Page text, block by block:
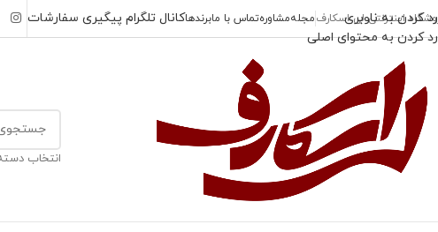
رد کردن به ناوبری
رد کردن به محتوای اصلی
اینترنتی لی اسکارفمجلهمشاورهتماس با مابرندهاکانال تلگرام پیگیری سفارشات
انتخاب
شال هاوایی برگ انجیری (ایراد چاپی جزئی)